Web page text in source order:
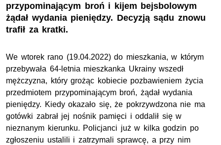
przypominającym broń i kijem bejsbolowym
żądał wydania pieniędzy. Decyzją sądu znowu
trafił za kratki.
We wtorek rano (19.04.2022) do mieszkania, w którym
przebywała 64-letnia mieszkanka Ukrainy wszedł
mężczyzna, który grożąc kobiecie pozbawieniem życia
przedmiotem przypominającym broń, żądał wydania
pieniędzy. Kiedy okazało się, że pokrzywdzona nie ma
gotówki zabrał jej nośnik pamięci i oddalił się w
nieznanym kierunku. Policjanci już w kilka godzin po
zgłoszeniu ustalili i zatrzymali sprawcę, a przy nim